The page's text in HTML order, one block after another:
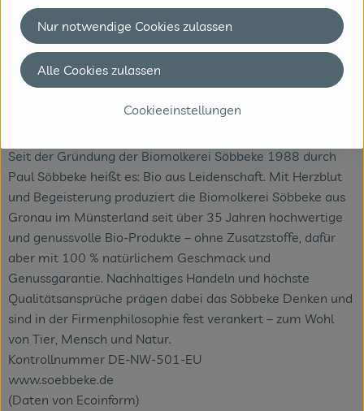
Molkerei Söbbeke GmbH
D 48599 Gronau-Epe
Seit der Gründung der Biomolkerei Söbbeke 1988 durch
Paul Söbbeke heißt es: Bio aus Leidenschaft. Mit Herzblut
und Begeisterung produziert die Biomolkerei Söbbeke aus
Gronau im Münsterland seit über 35 Jahren hochwertige
und genussvolle Bio-Produkte – ohne Zusatzstoffe, dafür
aber mit 100 % natürlichem Geschmack und
Genussgarantie. Nachhaltiges Handeln und höchste
Qualitäts­ansprüche prägen dabei das Söbbeke Denken und
sind in der Firmenphilosophie fest verankert – zum Wohl
von Tier, Mensch und Natur.
Kontrollnummer DE-NW-501-EU
www.soebbeke.de
(Daten von Ecoinform)
Cookieeinstellungen
Nur notwendige Cookies zulassen
Alle Cookies zulassen